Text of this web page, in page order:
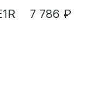
7 786 ₽